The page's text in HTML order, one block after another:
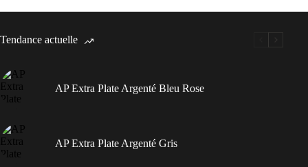
Tendance actuelle
AP Extra Plate Argenté Bleu Rose
AP Extra Plate Argenté Gris